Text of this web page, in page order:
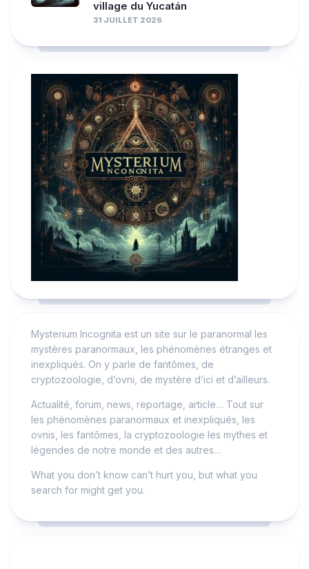
village du Yucatán
31 JUILLET 2026
Mysterium Incognita est un site sur le paranormal les
mystères paranormaux, les phénomènes étranges et
inexpliqués. On y parle de fantômes, de
cryptozoologie, d’ovni, de mystère d’ici et d’ailleurs.
Actualité, forum, news, reportage, article… Tout sur
les phénomènes paranormaux et inexpliqués, les
ovnis, les fantômes, la cryptozoologie les mythes et
légendes de notre monde et des autres…
What you don’t know can’t hurt you, but what you
search for might get you.